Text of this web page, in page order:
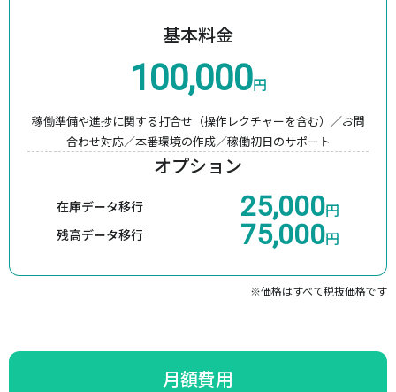
基本料金
100,000円
稼働準備や進捗に関する打合せ（操作レクチャーを含む）／お問
合わせ対応／本番環境の作成／稼働初日のサポート
オプション
在庫データ移行 25,000円
残高データ移行 75,000円
※価格はすべて税抜価格です
月額費用